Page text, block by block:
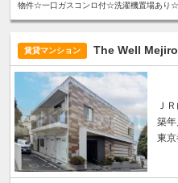
物件☆一口ガスコンロ付☆洗濯機置場あり
賃貸マンション The Well Mejiro
Ｊ
築
東京